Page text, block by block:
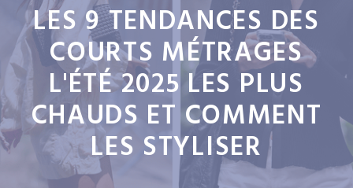
LES 9 TENDANCES DES
COURTS MÉTRAGES
L'ÉTÉ 2025 LES PLUS
CHAUDS ET COMMENT
LES STYLISER